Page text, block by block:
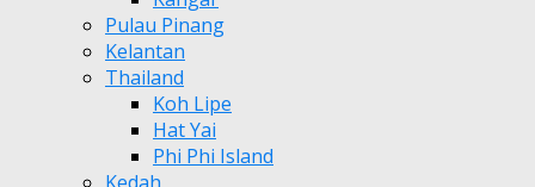
Pulau Pinang
Kelantan
Thailand
Koh Lipe
Hat Yai
Phi Phi Island